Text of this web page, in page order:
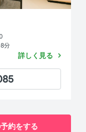
分
詳しく見る
約をする